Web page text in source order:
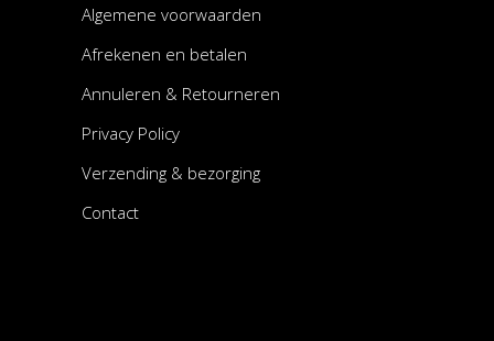
Algemene voorwaarden
Afrekenen en betalen
Annuleren & Retourneren
Privacy Policy
Verzending & bezorging
Contact